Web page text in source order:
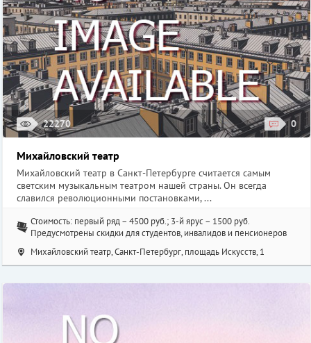
22270 0
Михайловский театр
Михайловский театр в Санкт-Петербурге считается самым
светским музыкальным театром нашей страны. Он всегда
славился революционными постановками, ...
Стоимость: первый ряд – 4500 руб.; 3-й ярус – 1500 руб.
Предусмотрены скидки для студентов, инвалидов и пенсионеров
Михайловский театр, Санкт-Петербург, площадь Искусств, 1